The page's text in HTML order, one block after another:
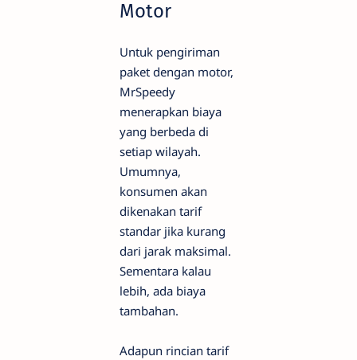
Motor
Untuk pengiriman
paket dengan motor,
MrSpeedy
menerapkan biaya
yang berbeda di
setiap wilayah.
Umumnya,
konsumen akan
dikenakan tarif
standar jika kurang
dari jarak maksimal.
Sementara kalau
lebih, ada biaya
tambahan.
Adapun rincian tarif